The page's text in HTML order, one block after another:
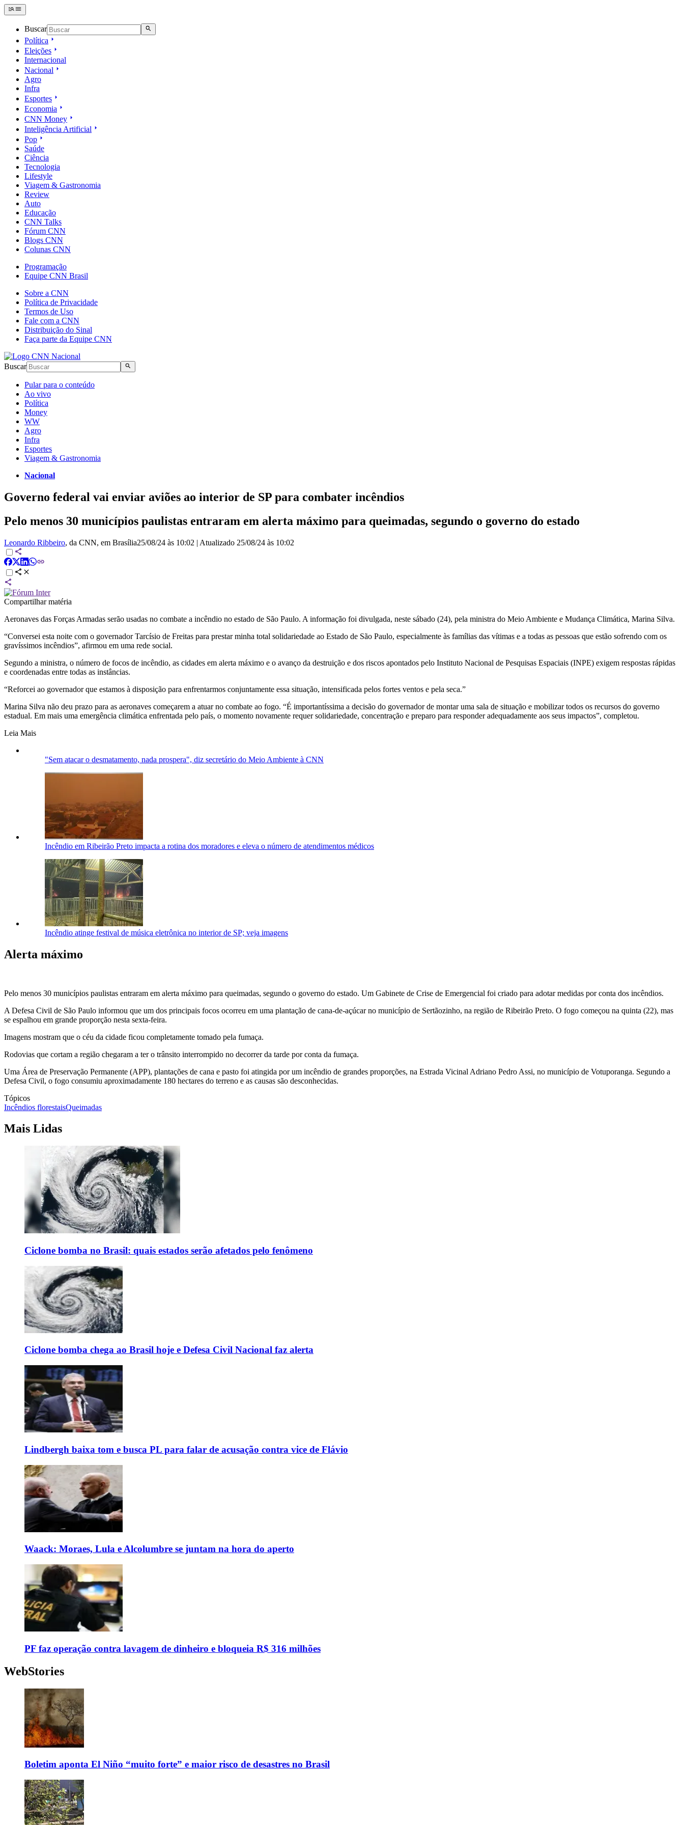
Buscar
Política
Eleições
Internacional
Nacional
Agro
Infra
Esportes
Economia
CNN Money
Inteligência Artificial
Pop
Saúde
Ciência
Tecnologia
Lifestyle
Viagem & Gastronomia
Review
Auto
Educação
CNN Talks
Fórum CNN
Blogs CNN
Colunas CNN
Programação
Equipe CNN Brasil
Sobre a CNN
Política de Privacidade
Termos de Uso
Fale com a CNN
Distribuição do Sinal
Faça parte da Equipe CNN
Buscar
Pular para o conteúdo
Ao vivo
Política
Money
WW
Agro
Infra
Esportes
Viagem & Gastronomia
Nacional
Governo federal vai enviar aviões ao interior de SP para combater incêndios
Pelo menos 30 municípios paulistas entraram em alerta máximo para queimadas, segundo o governo do estado
Leonardo Ribbeiro, da CNN, em Brasília25/08/24 às 10:02 | Atualizado 25/08/24 às 10:02
Compartilhar matéria
Aeronaves das Forças Armadas serão usadas no combate a incêndio no estado de São Paulo. A informação foi divulgada, neste sábado (24), pela ministra do Meio Ambiente e Mudança Climática, Marina Silva.
“Conversei esta noite com o governador Tarcísio de Freitas para prestar minha total solidariedade ao Estado de São Paulo, especialmente às famílias das vítimas e a todas as pessoas que estão sofrendo com os
gravíssimos incêndios”, afirmou em uma rede social.
Segundo a ministra, o número de focos de incêndio, as cidades em alerta máximo e o avanço da destruição e dos riscos apontados pelo Instituto Nacional de Pesquisas Espaciais (INPE) exigem respostas rápidas
e coordenadas entre todas as instâncias.
“Reforcei ao governador que estamos à disposição para enfrentarmos conjuntamente essa situação, intensificada pelos fortes ventos e pela seca.”
Marina Silva não deu prazo para as aeronaves começarem a atuar no combate ao fogo. “É importantíssima a decisão do governador de montar uma sala de situação e mobilizar todos os recursos do governo
estadual. Em mais uma emergência climática enfrentada pelo país, o momento novamente requer solidariedade, concentração e preparo para responder adequadamente aos seus impactos”, completou.
Leia Mais
"Sem atacar o desmatamento, nada prospera", diz secretário do Meio Ambiente à CNN
Incêndio em Ribeirão Preto impacta a rotina dos moradores e eleva o número de atendimentos médicos
Incêndio atinge festival de música eletrônica no interior de SP; veja imagens
Alerta máximo
Pelo menos 30 municípios paulistas entraram em alerta máximo para queimadas, segundo o governo do estado. Um Gabinete de Crise de Emergencial foi criado para adotar medidas por conta dos incêndios.
A Defesa Civil de São Paulo informou que um dos principais focos ocorreu em uma plantação de cana-de-açúcar no município de Sertãozinho, na região de Ribeirão Preto. O fogo começou na quinta (22), mas
se espalhou em grande proporção nesta sexta-feira.
Imagens mostram que o céu da cidade ficou completamente tomado pela fumaça.
Rodovias que cortam a região chegaram a ter o trânsito interrompido no decorrer da tarde por conta da fumaça.
Uma Área de Preservação Permanente (APP), plantações de cana e pasto foi atingida por um incêndio de grandes proporções, na Estrada Vicinal Adriano Pedro Assi, no município de Votuporanga. Segundo a
Defesa Civil, o fogo consumiu aproximadamente 180 hectares do terreno e as causas são desconhecidas.
Tópicos
Incêndios florestaisQueimadas
Mais Lidas
Ciclone bomba no Brasil: quais estados serão afetados pelo fenômeno
Ciclone bomba chega ao Brasil hoje e Defesa Civil Nacional faz alerta
Lindbergh baixa tom e busca PL para falar de acusação contra vice de Flávio
Waack: Moraes, Lula e Alcolumbre se juntam na hora do aperto
PF faz operação contra lavagem de dinheiro e bloqueia R$ 316 milhões
WebStories
Boletim aponta El Niño “muito forte” e maior risco de desastres no Brasil